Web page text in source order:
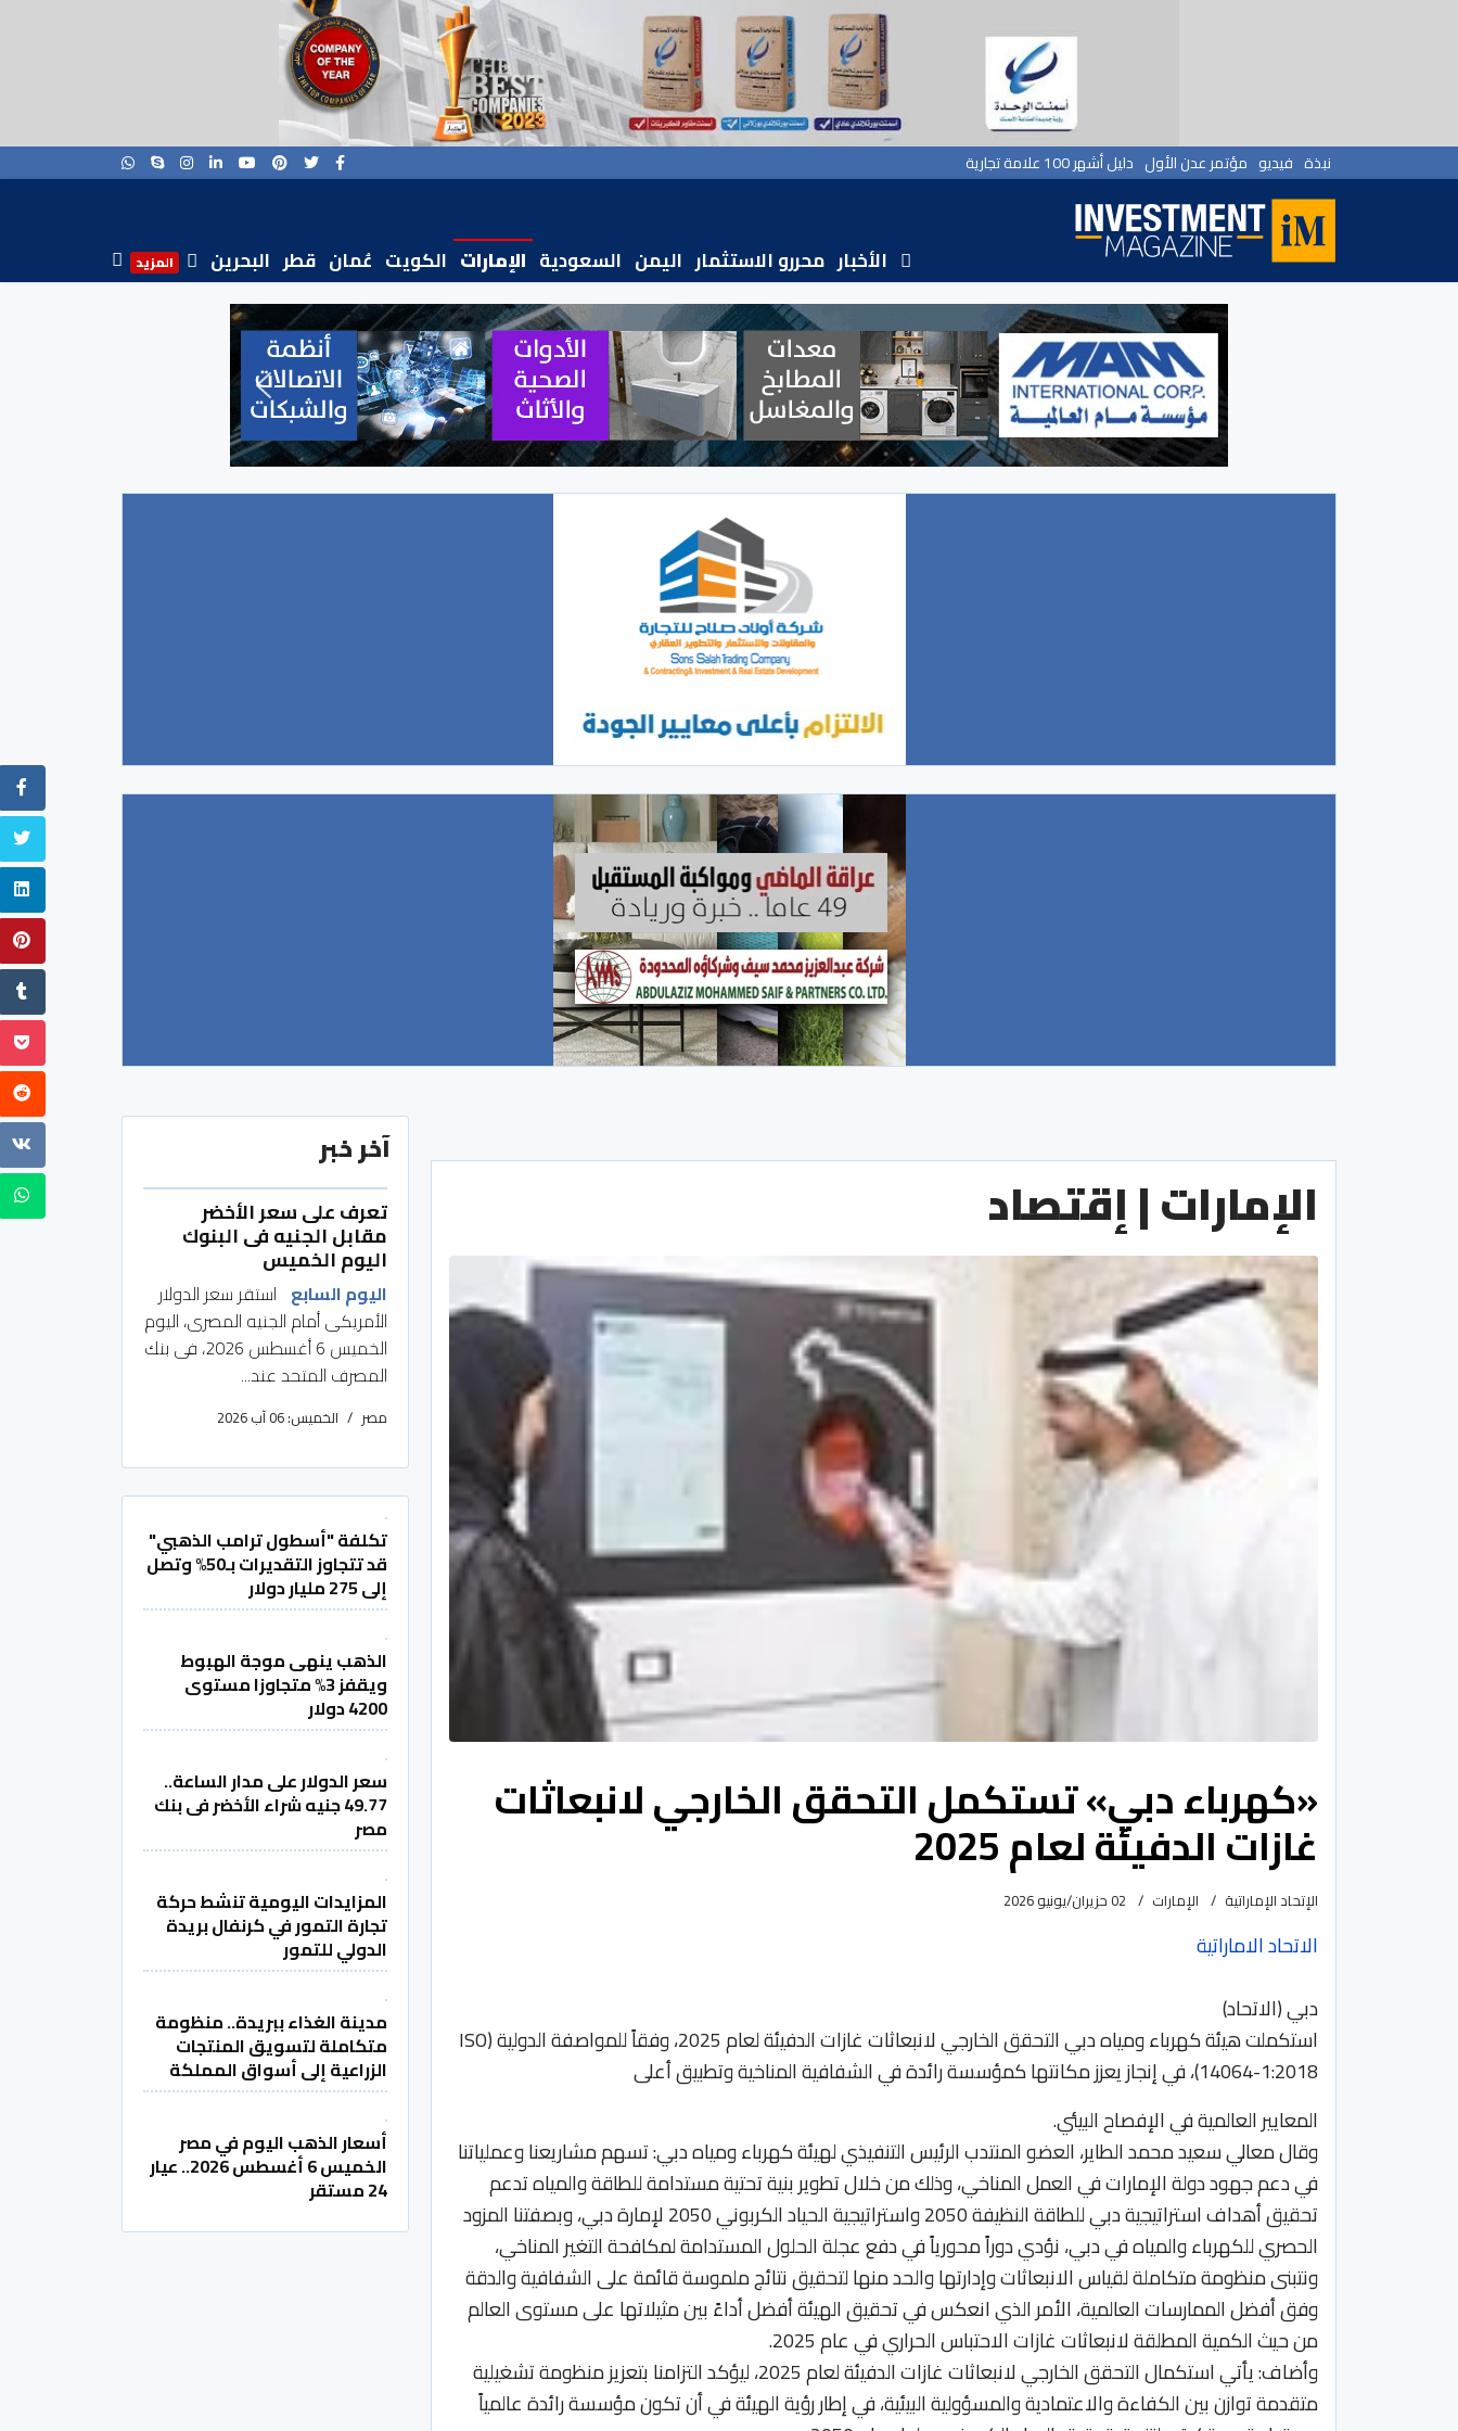
نبذة فيديو مؤتمر عدن الأول دليل أشهر 100 علامة تجارية
الأخبار محررو الاستثمار اليمن السعودية الإمارات الكويت عُمان قطر البحرين المزيد
الإمارات | إقتصاد
«كهرباء دبي» تستكمل التحقق الخارجي لانبعاثات
غازات الدفيئة لعام 2025
الإتحاد الإماراتية الإمارات 02 حزيران/يونيو 2026
الاتحاد الاماراتية
دبي (الاتحاد)
استكملت هيئة كهرباء ومياه دبي التحقق الخارجي لانبعاثات غازات الدفيئة لعام 2025، وفقاً للمواصفة الدولية (ISO
14064-1:2018)، في إنجاز يعزز مكانتها كمؤسسة رائدة في الشفافية المناخية وتطبيق أعلى
المعايير العالمية في الإفصاح البيئي.
وقال معالي سعيد محمد الطاير، العضو المنتدب الرئيس التنفيذي لهيئة كهرباء ومياه دبي: تسهم مشاريعنا وعملياتنا
في دعم جهود دولة الإمارات في العمل المناخي، وذلك من خلال تطوير بنية تحتية مستدامة للطاقة والمياه تدعم
تحقيق أهداف استراتيجية دبي للطاقة النظيفة 2050 واستراتيجية الحياد الكربوني 2050 لإمارة دبي، وبصفتنا المزود
الحصري للكهرباء والمياه في دبي، نؤدي دوراً محورياً في دفع عجلة الحلول المستدامة لمكافحة التغير المناخي،
ونتبنى منظومة متكاملة لقياس الانبعاثات وإدارتها والحد منها لتحقيق نتائج ملموسة قائمة على الشفافية والدقة
وفق أفضل الممارسات العالمية، الأمر الذي انعكس في تحقيق الهيئة أفضل أداءً بين مثيلاتها على مستوى العالم
من حيث الكمية المطلقة لانبعاثات غازات الاحتباس الحراري في عام 2025.
وأضاف: يأتي استكمال التحقق الخارجي لانبعاثات غازات الدفيئة لعام 2025، ليؤكد التزامنا بتعزيز منظومة تشغيلية
متقدمة توازن بين الكفاءة والاعتمادية والمسؤولية البيئية، في إطار رؤية الهيئة في أن تكون مؤسسة رائدة عالمياً
آخر خبر
تعرف على سعر الأخضر
مقابل الجنيه فى البنوك
اليوم الخميس
اليوم السابع استقر سعر الدولار
الأمريكى أمام الجنيه المصرى، اليوم
الخميس 6 أغسطس 2026، فى بنك
المصرف المتحد عند...
مصر الخميس: 06 آب 2026
تكلفة "أسطول ترامب الذهبي"
قد تتجاوز التقديرات بـ50% وتصل
إلى 275 مليار دولار
الذهب ينهى موجة الهبوط
ويقفز 3% متجاوزا مستوى
4200 دولار
سعر الدولار على مدار الساعة..
49.77 جنيه شراء الأخضر فى بنك
مصر
المزايدات اليومية تنشط حركة
تجارة التمور في كرنفال بريدة
الدولي للتمور
مدينة الغذاء ببريدة.. منظومة
متكاملة لتسويق المنتجات
الزراعية إلى أسواق المملكة
أسعار الذهب اليوم في مصر
الخميس 6 أغسطس 2026.. عيار
24 مستقر